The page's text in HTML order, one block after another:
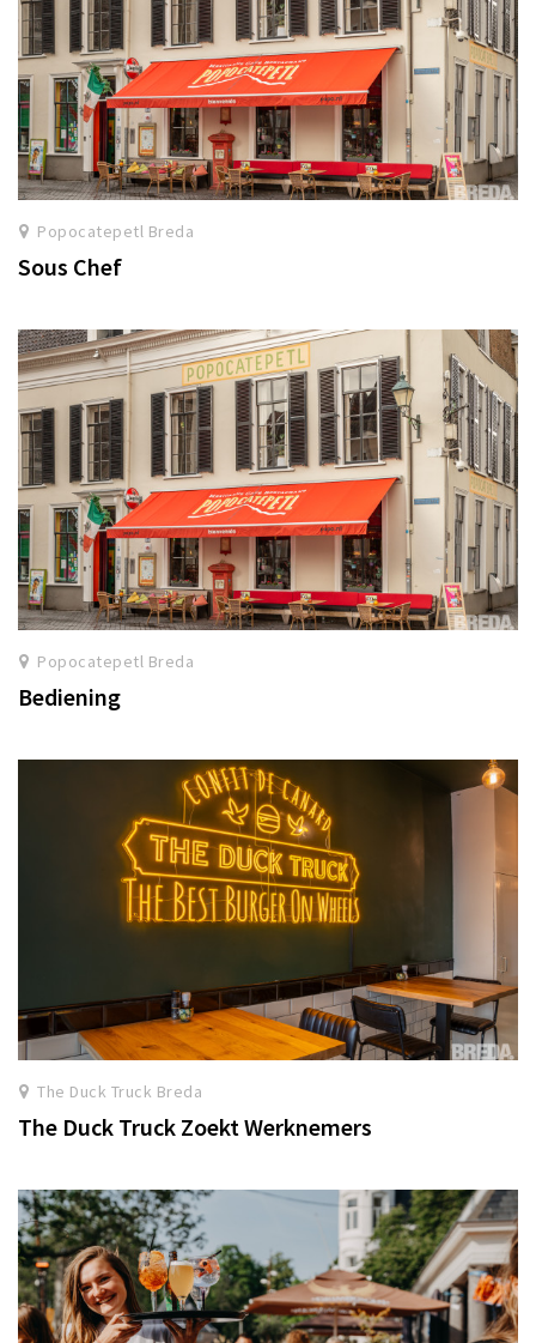
Popocatepetl Breda
Sous Chef
Popocatepetl Breda
Bediening
The Duck Truck Breda
The Duck Truck Zoekt Werknemers